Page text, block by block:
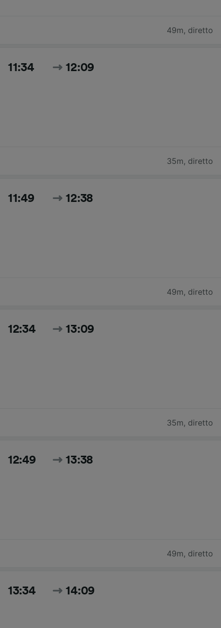
49m, diretto
11:34 12:09
35m, diretto
11:49 12:38
49m, diretto
12:34 13:09
35m, diretto
12:49 13:38
49m, diretto
13:34 14:09